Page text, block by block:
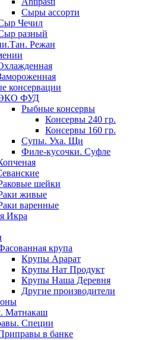
Сыры ассорти
Чечил
разный
Режан
консервации
ФУД
Рыбные консервы
Консервы 240 гр.
Консервы 160 гр.
Супы. Уха. Щи
Филе-кусочки. Суфле
шейки
живые
варенные
Икра
крупа
Крупы Арарат
Крупы Нат Продукт
Крупы Наша Деревня
Другие производители
Матнакаш
Специи
в банке